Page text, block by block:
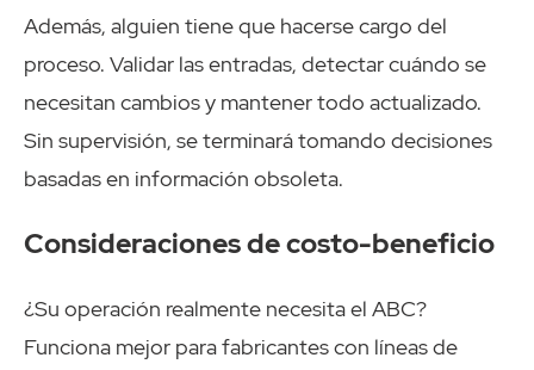
Además, alguien tiene que hacerse cargo del
proceso. Validar las entradas, detectar cuándo se
necesitan cambios y mantener todo actualizado.
Sin supervisión, se terminará tomando decisiones
basadas en información obsoleta.
Consideraciones de costo-beneficio
¿Su operación realmente necesita el ABC?
Funciona mejor para fabricantes con líneas de